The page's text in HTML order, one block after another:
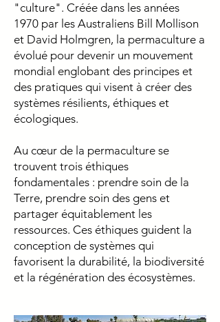
"culture". Créée dans les années
1970 par les Australiens Bill Mollison
et David Holmgren, la permaculture a
évolué pour devenir un mouvement
mondial englobant des principes et
des pratiques qui visent à créer des
systèmes résilients, éthiques et
écologiques.
Au cœur de la permaculture se
trouvent trois éthiques
fondamentales : prendre soin de la
Terre, prendre soin des gens et
partager équitablement les
ressources. Ces éthiques guident la
conception de systèmes qui
favorisent la durabilité, la biodiversité
et la régénération des écosystèmes.